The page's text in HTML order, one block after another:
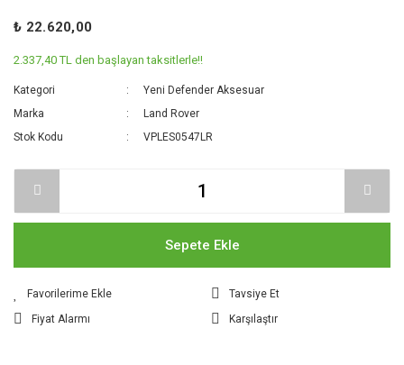
₺ 22.620,00
2.337,40 TL den başlayan taksitlerle!!
Kategori
Yeni Defender Aksesuar
Marka
Land Rover
Stok Kodu
VPLES0547LR
Sepete Ekle
Tavsiye Et
Fiyat Alarmı
Karşılaştır